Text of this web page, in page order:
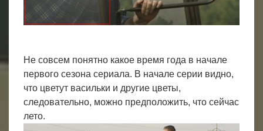
Не совсем понятно какое время года в начале
первого сезона сериала. В начале серии видно,
что цветут васильки и другие цветы,
следовательно, можно предположить, что сейчас
лето.